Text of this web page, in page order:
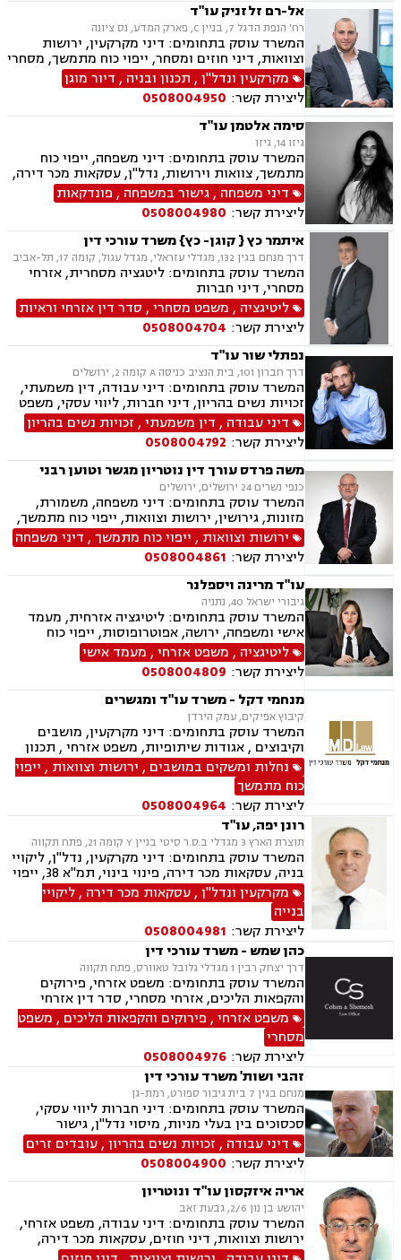
אל-רם זלזניק עו"ד
רח' הנפת הדגל 7, בניין C, פארק המדע, נס ציונה
המשרד עוסק בתחומים: דיני מקרקעין, ירושות
וצוואות, דיני חוזים ומסחר, ייפוי כוח מתמשך, מסחרי
אזרחימקרקעין ונדל"ן, תכנון ובניה , דיור מוגן
ליצירת קשר: 0508004950
סימה אלטמן עו"ד
גיזו 14, גיזו
המשרד עוסק בתחומים: דיני משפחה, ייפוי כוח
מתמשך, צוואות וירושות, נדל"ן, עסקאות מכר דירה,
משפט אזרחי
דיני משפחה ,גישור במשפחה , פונדקאות
ליצירת קשר: 0508004980
איתמר כץ { קוגן- כץ} משרד עורכי דין
דרך מנחם בגין 132, מגדלי עזראלי, מגדל עגול, קומה 17, תל-אביב
המשרד עוסק בתחומים: ליטגציה מסחרית, אזרחי
מסחרי, דיני חברות
ליטיגציה , משפט מסחרי, סדר דין אזרחי וראיות
ליצירת קשר: 0508004704
נפתלי שור עו"ד
דרך חברון 101, בית הנציב כניסה A קומה 2, ירושלים
המשרד עוסק בתחומים: דיני עבודה, דין משמעתי,
זכויות נשים בהריון, דיני חברות, ליווי עסקי, משפט
מסחרי, משפט אזרחי, דיני חוזים, ייפוי כוח מתמשך
ירושות וצוואות.
דיני עבודה , דין משמעתי, זכויות נשים בהריון
ליצירת קשר: 0508004792
משה פרדס עורך דין נוטריון מגשר וטוען רבני
כנפי נשרים 24 ירושלים, ירושלים
המשרד עוסק בתחומים: דיני משפחה, משמורת,
מזונות, גירושין, ירושות וצוואות, ייפוי כוח מתמשך,
חלוקת רכוש, עסקאות מכר דירה, משפט אזרחי, טוען
רבני, גישור, נוטריון
ירושות וצוואות , ייפוי כוח מתמשך, דיני משפחה
ליצירת קשר: 0508004861
עו"ד מרינה ויספלנר
גיבורי ישראל 40, נתניה
המשרד עוסק בתחומים: ליטיגציה אזרחית, מעמד
אישי ומשפחה, ירושה, אפוטרופוסות, ייפוי כוח
מתמשך
ליטיגציה , משפט אזרחי , מעמד אישי
ליצירת קשר: 0508004809
מנחמי דקל - משרד עו"ד ומגשרים
קיבוץ אפיקים, עמק הירדן
המשרד עוסק בתחומים: דיני מקרקעין, מושבים
וקיבוצים , אגודות שיתופיות, משפט אזרחי , תכנון
ובניה, ירושות וצוואות, ייפוי כוח מתמשך, מסחר
בינלאומי, בתים משותפים, דיני עבודה, דיני חברות,
חדלות פרעון, ליווי עסקי, נזיקין, נזקי גוף, חקלאי-
עסקי, מגשרים.
נחלות ומשקים במושבים , ירושות וצוואות , ייפוי
כוח מתמשך
ליצירת קשר: 0508004964
רונן יפה, עו"ד
תוצרת הארץ 3 מגדלי ב.ס.ר סיטי בניין Y קומה 21, פתח תקווה
המשרד עוסק בתחומים: דיני מקרקעין, נדל"ן, ליקויי
בניה, עסקאות מכר דירה, פינוי בינוי, תמ"א 38, ייפוי
כוח מתמשך, ירושות וצוואות, גישור, הסכמי ממון,
דיני חוזים, דיני תאגידים, אפוטרופסות, ליטיגציה,
משרד הפנים, סדר דין אזרחי וראיות, משפט אזרחי
מקרקעין ונדל"ן,עסקאות מכר דירה ,ליקויי
בנייה
ליצירת קשר: 0508004981
כהן שמש - משרד עורכי דין
דרך יצחק רבין 1 מגדלי גלובל טאוורס, פתח תקווה
המשרד עוסק בתחומים: משפט אזרחי, פירוקים
והקפאות הליכים, אזרחי מסחרי, סדר דין אזרחי
וראיות, בנקים, ערבויות ושטרות , חדלות פרעון,
הוצאה לפועל, דיני תאגידים
משפט אזרחי , פירוקים והקפאות הליכים , משפט
מסחרי
ליצירת קשר: 0508004976
זהבי ושות' משרד עורכי דין
מנחם בגין 7 בית גיבור ספורט, רמת-גן
המשרד עוסק בתחומים: דיני חברות ליווי עסקי,
סכסוכים בין בעלי מניות, מיסוי נדל"ן, גישור
ובוררויות, לשון הרע, תביעות ייצוגיות דיני עבודה,
זכויות נשים בהריון, עובדים זרים, מקרקעין ונדל"ן,
אגודות שיתופיות, פינוי מושכר, עסקאות מכר דירה,
נחלות ומושבים, רשות מקרקעי ישראל, משפט
מסחרי, מסחר בינלאומי, משפט אזרחי, גישור עסקי
דיני עבודה , זכויות נשים בהריון,עובדים זרים
ליצירת קשר: 0508004900
אריה איזקסון עו"ד ונוטריון
יהושע בן נון 2/6, גבעת זאב
המשרד עוסק בתחומים: דיני עבודה, משפט אזרחי,
ירושות וצוואות, דיני חוזים, עסקאות מכר דירה,
נוטריון וייפוי כוח מתמשך.